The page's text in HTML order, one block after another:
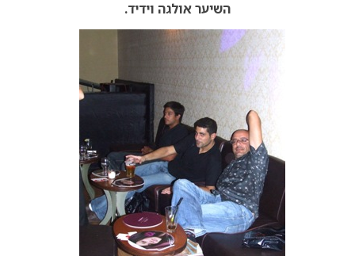
השיער אולגה וידיד.